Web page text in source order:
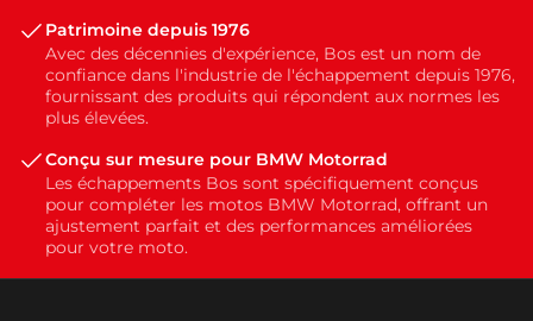
Patrimoine depuis 1976
Avec des décennies d'expérience, Bos est un nom de
confiance dans l'industrie de l'échappement depuis 1976,
fournissant des produits qui répondent aux normes les
plus élevées.
Conçu sur mesure pour BMW Motorrad
Les échappements Bos sont spécifiquement conçus
pour compléter les motos BMW Motorrad, offrant un
ajustement parfait et des performances améliorées
pour votre moto.